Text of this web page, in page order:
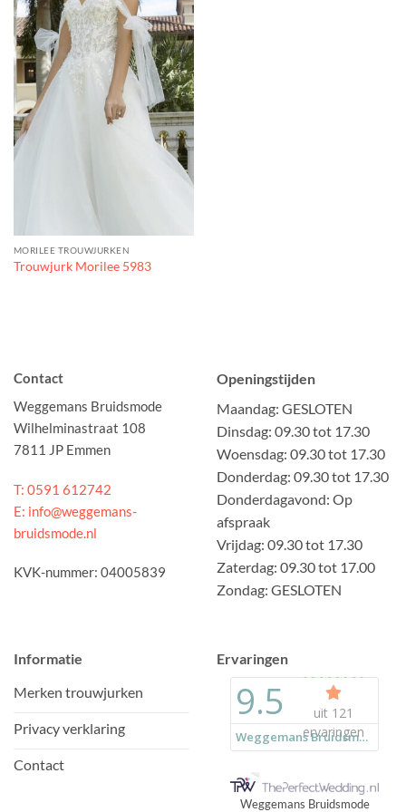
MORILEE TROUWJURKEN
Trouwjurk Morilee 5983
Contact
Weggemans Bruidsmode
Wilhelminastraat 108
7811 JP Emmen
T: 0591 612742
E: info@weggemans-
bruidsmode.nl
KVK-nummer: 04005839
Openingstijden
Maandag: GESLOTEN
Dinsdag: 09.30 tot 17.30
Woensdag: 09.30 tot 17.30
Donderdag: 09.30 tot 17.30
Donderdagavond: Op
afspraak
Vrijdag: 09.30 tot 17.30
Zaterdag: 09.30 tot 17.00
Zondag: GESLOTEN
Informatie
Merken trouwjurken
Privacy verklaring
Contact
Ervaringen
Weggemans Bruidsmode